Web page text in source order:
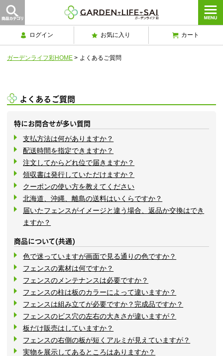
ログイン お気に入り カート
ガーデンライフ彩HOME > よくあるご質問
よくあるご質問
特にお問合せが多い質問
支払方法は何がありますか？
配送時間を指定できますか？
注文してからどれ位で届きますか？
領収書は発行していただけますか？
クーポンの使い方を教えてください
北海道、沖縄、離島の送料はいくらですか？
届いたフェンスがイメージと違う場合、返品か交換はでき
ますか？
商品について(共通)
色で迷っていますが画面で見る通りの色ですか？
フェンスの素材は何ですか？
フェンスのメンテナンスは必要ですか？
フェンスの柱は板のカラーによって違いますか？
フェンスは組み立てが必要ですか？完成品ですか？
フェンスのビス穴の左右の大きさが違いますが？
板だけ販売はしていますか？
フェンスの右側の板が短くアルミが見えていますが？
実物を展示してあるところはありますか？